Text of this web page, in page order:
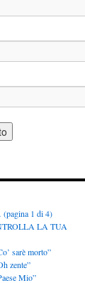
1 di 4)
LA TUA
sarè morto”
zente”
Mio”